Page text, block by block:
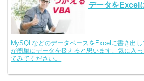
データをExcel
MySQLなどのデータベースをExcelに書き出
が簡単にデータを扱えると思います。気に入
てみてください。